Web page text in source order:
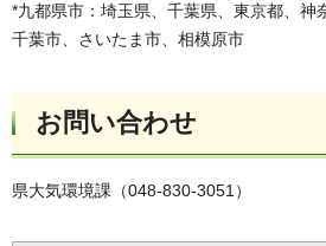
*九都県市：埼玉県、千葉県、東京都、神
千葉市、さいたま市、相模原市
お問い合わせ
県大気環境課（048-830-3051）